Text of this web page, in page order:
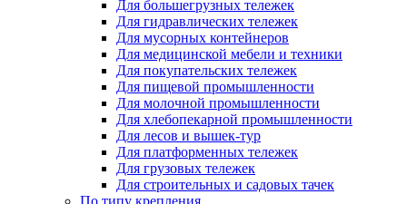
Для большегрузных тележек
Для гидравлических тележек
Для мусорных контейнеров
Для медицинской мебели и техники
Для покупательских тележек
Для пищевой промышленности
Для молочной промышленности
Для хлебопекарной промышленности
Для лесов и вышек-тур
Для платформенных тележек
Для грузовых тележек
Для строительных и садовых тачек
По типу крепления